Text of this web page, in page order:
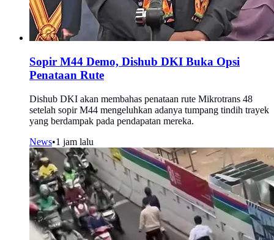
Sopir M44 Demo, Dishub DKI Buka Opsi
Penataan Rute
Dishub DKI akan membahas penataan rute Mikrotrans 48
setelah sopir M44 mengeluhkan adanya tumpang tindih trayek
yang berdampak pada pendapatan mereka.
News•1 jam lalu